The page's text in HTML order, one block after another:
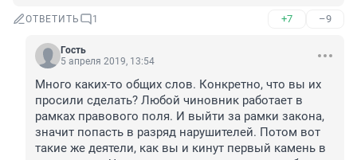
ОТВЕТИТЬ 1 +7 –9
Гость
5 апреля 2019, 13:54
Много каких-то общих слов. Конкретно, что вы их
просили сделать? Любой чиновник работает в
рамках правового поля. И выйти за рамки закона,
значит попасть в разряд нарушителей. Потом вот
такие же деятели, как вы и кинут первый камень в